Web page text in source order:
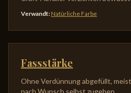
Verwandt: Natürliche Farbe
Fassstärke
Ohne Verdünnung abgefüllt,
nach Wunsch selbst zugeben.